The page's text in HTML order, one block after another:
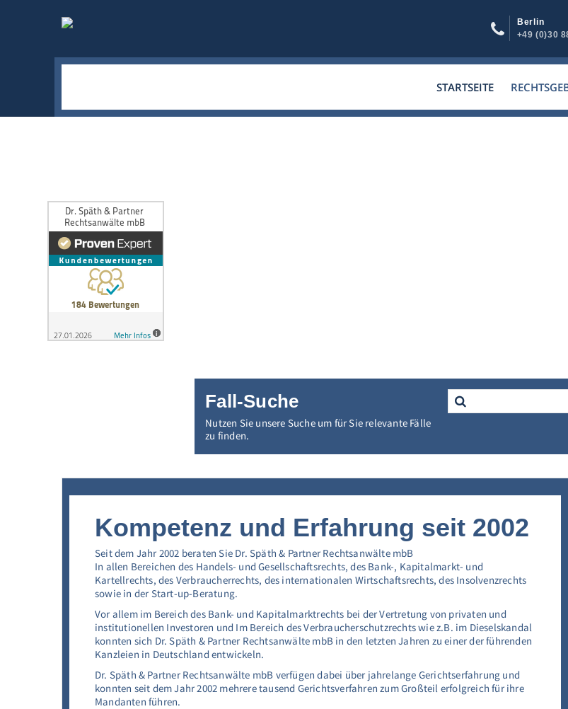
Berlin
+49 (0)30
STARTSEITE
Fall-Suche
Nutzen Sie unsere Suche um für Sie relevante Fälle
zu finden.
Search
for:
Kompetenz und Erfahrung seit 2002
Seit dem Jahr 2002 beraten Sie Dr. Späth & Partner Rechtsanwälte mbB
In allen Bereichen des Handels- und Gesellschaftsrechts, des Bank-, Kapitalmarkt- und
Kartellrechts, des Verbraucherrechts, des internationalen Wirtschaftsrechts, des Insolvenzrechts
sowie in der Start-up-Beratung.
Vor allem im Bereich des Bank- und Kapitalmarktrechts bei der Vertretung von privaten und
institutionellen Investoren und Im Bereich des Verbraucherschutzrechts wie z.B. im Dieselskandal
konnten sich Dr. Späth & Partner Rechtsanwälte mbB in den letzten Jahren zu einer der führenden
Kanzleien in Deutschland entwickeln.
Dr. Späth & Partner Rechtsanwälte mbB verfügen dabei über jahrelange Gerichtserfahrung und
konnten seit dem Jahr 2002 mehrere tausend Gerichtsverfahren zum Großteil erfolgreich für ihre
Mandanten führen.